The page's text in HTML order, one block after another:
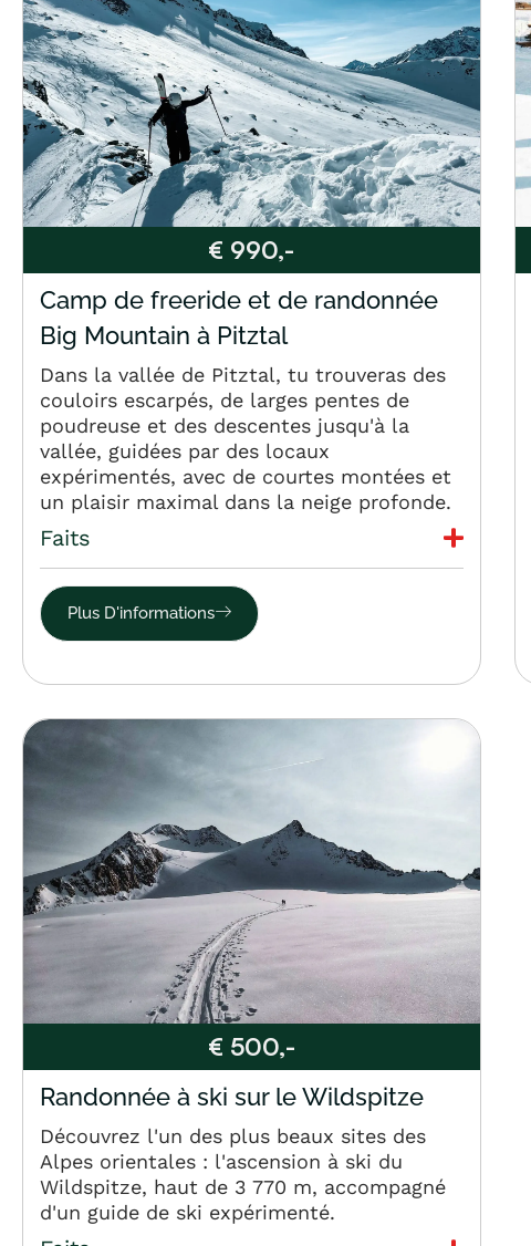
€ 990,-
Camp de freeride et de randonnée
Big Mountain à Pitztal
Dans la vallée de Pitztal, tu trouveras des
couloirs escarpés, de larges pentes de
poudreuse et des descentes jusqu'à la
vallée, guidées par des locaux
expérimentés, avec de courtes montées et
un plaisir maximal dans la neige profonde.
Faits
Plus D'informations
€ 500,-
Randonnée à ski sur le Wildspitze
Découvrez l'un des plus beaux sites des
Alpes orientales : l'ascension à ski du
Wildspitze, haut de 3 770 m, accompagné
d'un guide de ski expérimenté.